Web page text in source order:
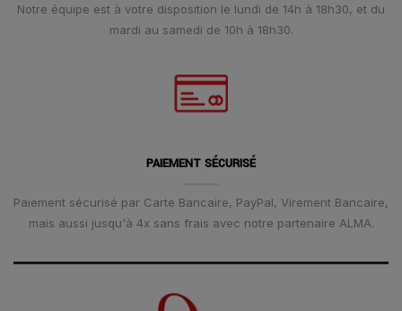
Notre équipe est à votre disposition le lundi de 14h à 18h30, et du
mardi au samedi de 10h à 18h30.
PAIEMENT SÉCURISÉ
Paiement sécurisé par Carte Bancaire, PayPal, Virement Bancaire,
mais aussi jusqu'à 4x sans frais avec notre partenaire ALMA.